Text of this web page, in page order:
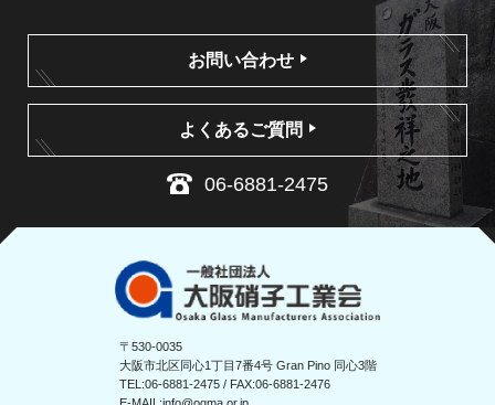
お問い合わせ
よくあるご質問
06-6881-2475
〒530-0035
大阪市北区同心1丁目7番4号 Gran Pino 同心3階
TEL:06-6881-2475/ FAX:06-6881-2476